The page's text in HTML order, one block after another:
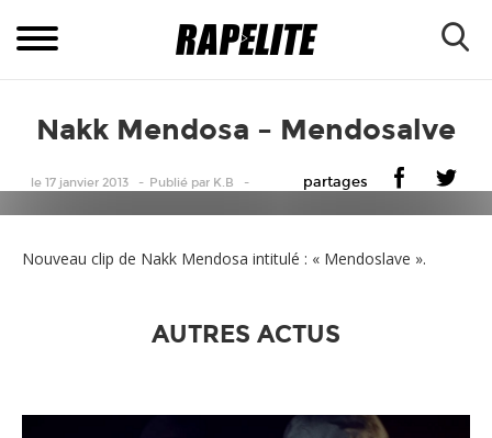
Nakk Mendosa – Mendosalve
le 17 janvier 2013 Publiépar K.B partages
Nouveau clip de Nakk Mendosa intitulé : « Mendoslave ».
AUTRES ACTUS